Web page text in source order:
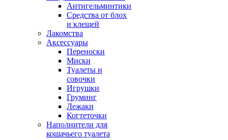
Антигельминтики
Средства от блох
и клещей
Лакомства
Аксессуары
Переноски
Миски
Туалеты и
совочки
Игрушки
Груминг
Лежаки
Когтеточки
Наполнители для
кошачьего туалета